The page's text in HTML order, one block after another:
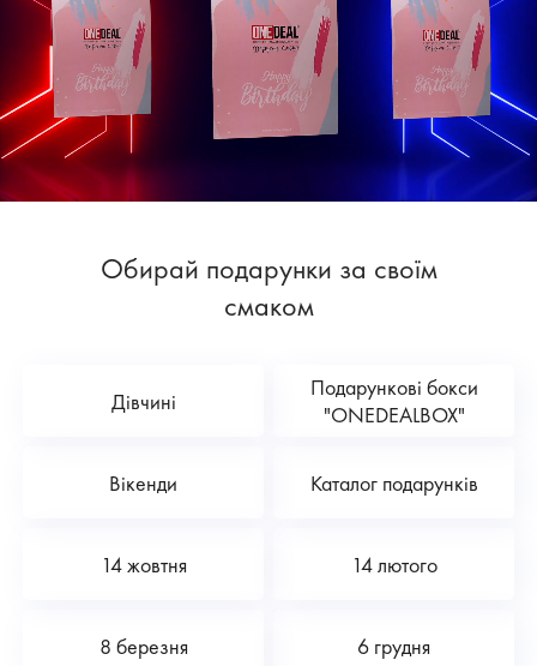
Обирай подарунки за своїм
смаком
Дівчині
Подарункові бокси
"ONEDEALBOX"
Вікенди Каталог подарунків
14 жовтня 14 лютого
8 березня 6 грудня